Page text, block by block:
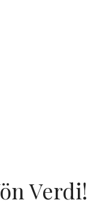
Verdi!